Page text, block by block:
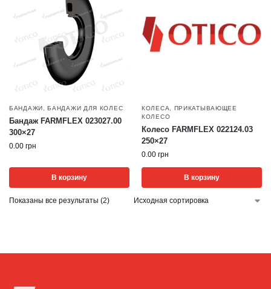
БАНДАЖИ ,БАНДАЖИ ДЛЯ КОЛЕС
Бандаж FARMFLEX 023027.00
300×27
0.00 грн
В корзину
КОЛЕСА
ПРИКАТЫВАЮЩЕЕ
КОЛЕСО
Колесо FARMFLEX 022124.03
250×27
0.00 грн
В корзину
Показаны все результаты (2)